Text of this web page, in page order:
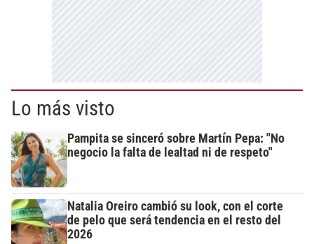
Lo más visto
Pampita se sinceró sobre Martín Pepa: "No
negocio la falta de lealtad ni de respeto"
Natalia Oreiro cambió su look, con el corte
de pelo que será tendencia en el resto del
2026